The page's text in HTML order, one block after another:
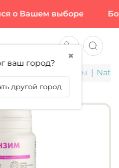
о Вашем выборе
здоровья и красоты
Q10
✖
ваш город?
другой город